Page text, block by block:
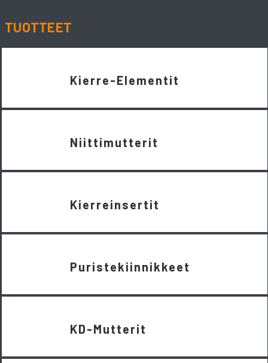
TUOTTEET
Kierre-Elementit
Niittimutterit
Kierreinsertit
Puristekiinnikkeet
KD-Mutterit